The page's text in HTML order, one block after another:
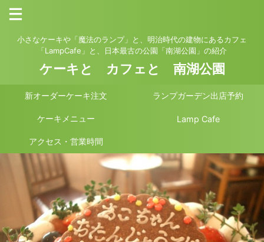
小さなケーキや「魔法のランプ」と、明治時代の建物にあるカフェ
「LampCafe」と、日本最古の公園「南湖公園」の紹介
ケーキと カフェと 南湖公園
新オーダーケーキ注文 ランプガーデン出店予約
ケーキメニュー Lamp Cafe
アクセス・営業時間